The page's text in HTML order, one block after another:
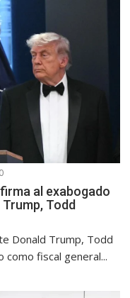
0
al exabogado
Todd
Donald Trump, Todd
como fiscal general...